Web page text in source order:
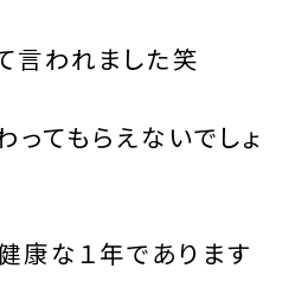
言われました笑
ってもらえないでしょ
康な１年であります